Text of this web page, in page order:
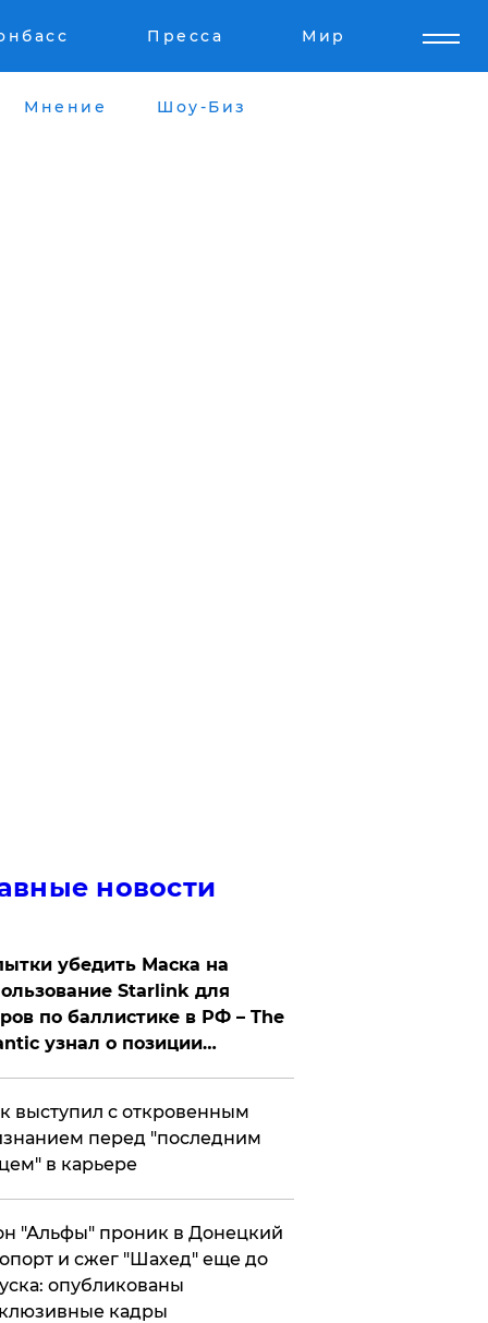
Пресса Мир
Мнение Шоу-Биз
новости
убедить Маска на
Starlink для
по баллистике в РФ – The
узнал о позиции
выступил с откровенным
перед "последним
в карьере
"Альфы" проник в Донецкий
и сжег "Шахед" еще до
опубликованы
кадры